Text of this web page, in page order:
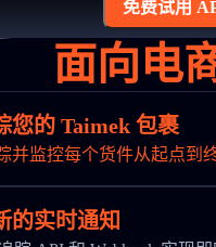
免费试用
面向电
您的 Taimek 包裹
并监控每个货件从起点到
的实时通知